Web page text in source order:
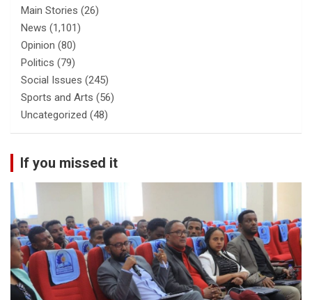
Main Stories (26)
News (1,101)
Opinion (80)
Politics (79)
Social Issues (245)
Sports and Arts (56)
Uncategorized (48)
If you missed it